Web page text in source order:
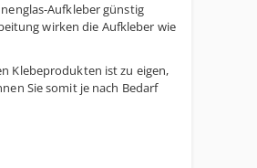
Aufkleber günstig
wirken die Aufkleber wie
Klebeprodukten ist zu eigen,
Sie somit je nach Bedarf